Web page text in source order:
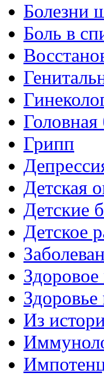
Болезни
Боль в
Головная
Грипп
Детская
Детские
Детское
Из